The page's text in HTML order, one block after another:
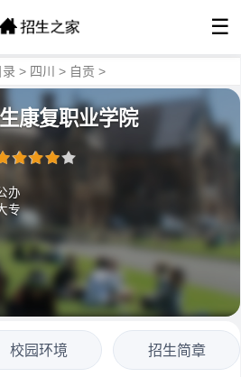
☰
> 四川 > 自贡 >
康复职业学院
办
专
校园环境 招生简章